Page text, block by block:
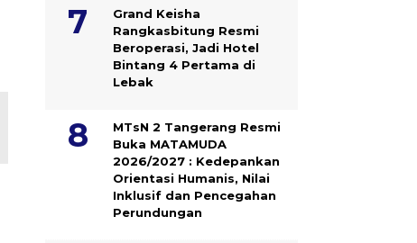
Grand Keisha
Rangkasbitung Resmi
Beroperasi, Jadi Hotel
Bintang 4 Pertama di
Lebak
MTsN 2 Tangerang Resmi
Buka MATAMUDA
2026/2027 : Kedepankan
Orientasi Humanis, Nilai
Inklusif dan Pencegahan
Perundungan